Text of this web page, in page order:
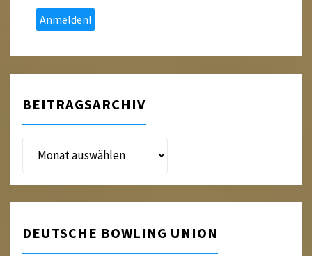
*
BEITRAGSARCHIV
Beitragsarchiv
DEUTSCHE BOWLING UNION